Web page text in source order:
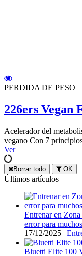
PERDIDA DE PESO
226ers Vegan
Acelerador del
vegano Con 7
Ver
Borrar todo OK
Últimos artículos
Entrenar en
error para
17/12/2025 |
Bluetti Elite 100